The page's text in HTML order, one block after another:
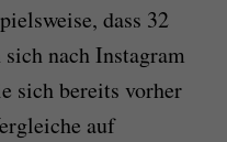
dass 32
nach Instagram
sich bereits vorher
auf